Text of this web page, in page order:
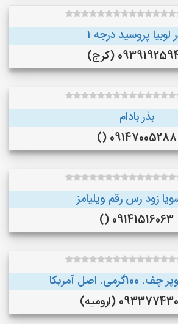
لوبیا پروسید درجه ۱
(کرج)
بذر بادام
09147005288 ()
زود رس رقم ویلیامز
09141516063 ()
اصل آمریکا
(ارومیه)